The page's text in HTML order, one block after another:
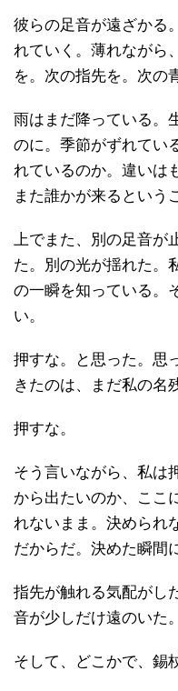
彼らの足音が遠ざかる
れていく。薄れながら
を。次の指先を。次の
雨はまだ降っている。
のに。季節がずれてい
れているのか。違いは
また誰かが来るという
上でまた、別の足音が
た。別の光が揺れた。
の一瞬を知っている。
い。
押すな。と思った。思
きたのは、まだ私の名
押すな。
そう言いながら、私は
から出たいのか、ここ
れないまま。決められ
だからだ。決めた瞬間
指先が触れる気配がし
音が少しだけ遠のいた。
そして、どこかで、錫